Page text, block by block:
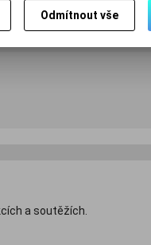
na výrobek
a soutěžích.
Odmítnout vše